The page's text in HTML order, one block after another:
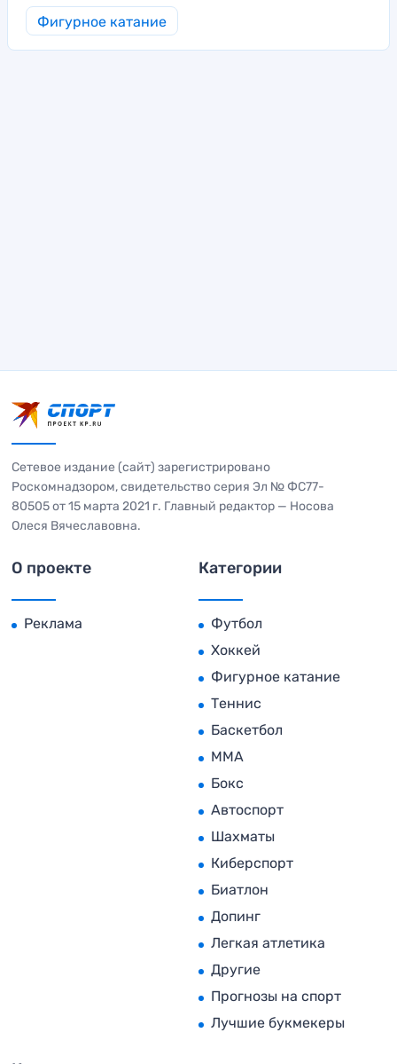
Фигурное катание
Сетевое издание (сайт) зарегистрировано
Роскомнадзором, свидетельство серия Эл № ФС77-
80505 от 15 марта 2021 г. Главный редактор — Носова
Олеся Вячеславовна.
О проекте
Реклама
Категории
Футбол
Хоккей
Фигурное катание
Теннис
Баскетбол
MMA
Бокс
Автоспорт
Шахматы
Киберспорт
Биатлон
Допинг
Легкая атлетика
Другие
Прогнозы на спорт
Лучшие букмекеры